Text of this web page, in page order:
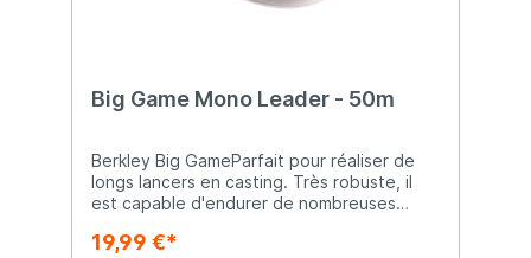
Big Game Mono Leader - 50m
Berkley Big GameParfait pour réaliser de
longs lancers en casting. Très robuste, il
est capable d'endurer de nombreuses
résistance aux chocs Robuste Conçu pour
19,99 €*